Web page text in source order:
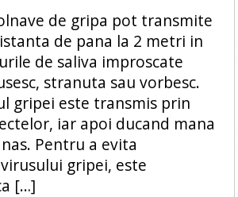
de gripa pot transmite
de pana la 2 metri in
de saliva improscate
stranuta sau vorbesc.
gripei este transmis prin
iar apoi ducand mana
Pentru a evita
gripei, este
[…]